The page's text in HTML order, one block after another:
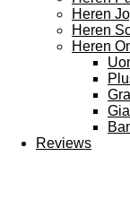
Heren
Heren
Heren
Reviews